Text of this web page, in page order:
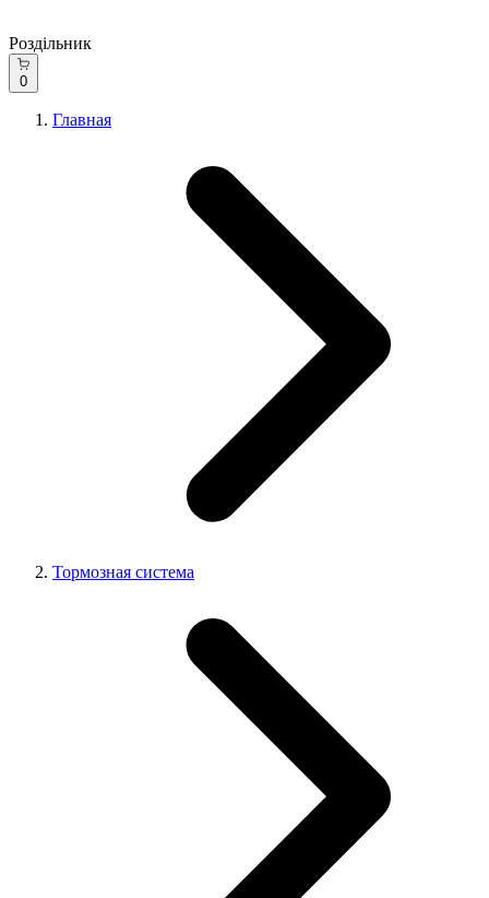
Роздільник
0
Главная
Тормозная система